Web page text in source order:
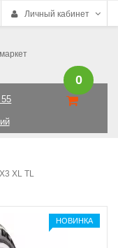
Личный кабинет
0
XL TL
НОВИНКА